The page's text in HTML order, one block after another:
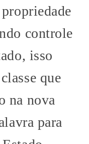
controle
isso
que
na nova
para